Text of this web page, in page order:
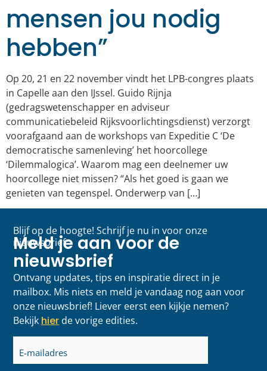
mensen jou nodig
hebben”
Op 20, 21 en 22 november vindt het LPB-congres plaats
in Capelle aan den IJssel. Guido Rijnja
(gedragswetenschapper en adviseur
communicatiebeleid Rijksvoorlichtingsdienst) verzorgt
voorafgaand aan de workshops van Expeditie C ‘De
democratische samenleving’ het hoorcollege
‘Dilemmalogica’. Waarom mag een deelnemer uw
hoorcollege niet missen? “Als het goed is gaan we
genieten van tegenspel. Onderwerp van […]
Blijf op de hoogte! Schrijf je nu in voor onze
nieuwsbrief
Meld je aan voor de
nieuwsbrief
Ontvang updates, tips en inspiratie direct in je
mailbox. Mis niets en meld je vandaag nog aan voor
onze nieuwsbrief! Liever eerst een kijkje nemen?
Bekijk hier de vorige edities.
E-
mailadres
(Vereist)